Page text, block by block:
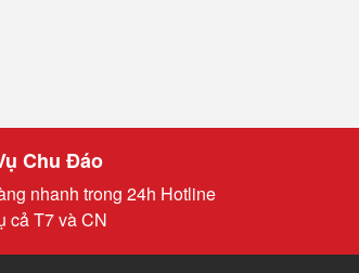
Chu Đáo
nhanh trong 24h Hotline
cả T7 và CN